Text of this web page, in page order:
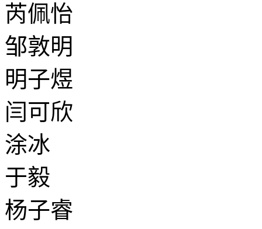
芮佩怡
邹敦明
明子煜
闫可欣
涂冰
于毅
杨子睿